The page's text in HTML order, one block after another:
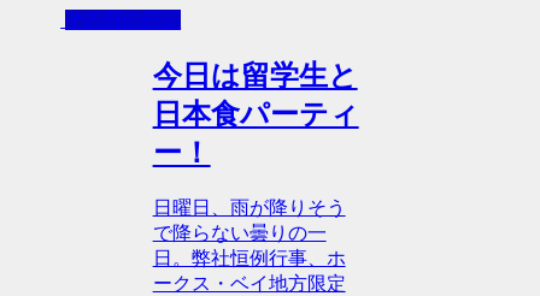
その日の日記
今日は留学生と
日本食パーティ
ー！
日曜日、雨が降りそう
で降らない曇りの一
日。弊社恒例行事、ホ
ークス・ベイ地方限定